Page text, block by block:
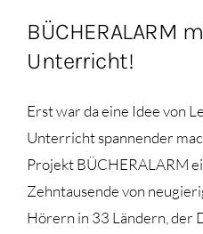
BÜCHERALARM
Unterricht!
Erst war da eine Idee von
Unterricht spannender
Projekt BÜCHERALARM
Zehntausende von
Hörern in 33 Ländern, der